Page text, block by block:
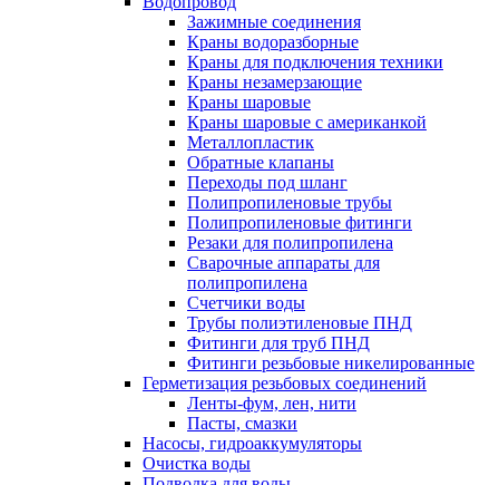
Зажимные соединения
Краны водоразборные
Краны для подключения техники
Краны незамерзающие
Краны шаровые
Краны шаровые с американкой
Металлопластик
Обратные клапаны
Переходы под шланг
Полипропиленовые трубы
Полипропиленовые фитинги
Резаки для полипропилена
Сварочные аппараты для
полипропилена
Счетчики воды
Трубы полиэтиленовые ПНД
Фитинги для труб ПНД
Фитинги резьбовые никелированные
Герметизация резьбовых соединений
Ленты-фум, лен, нити
Пасты, смазки
Насосы, гидроаккумуляторы
Очистка воды